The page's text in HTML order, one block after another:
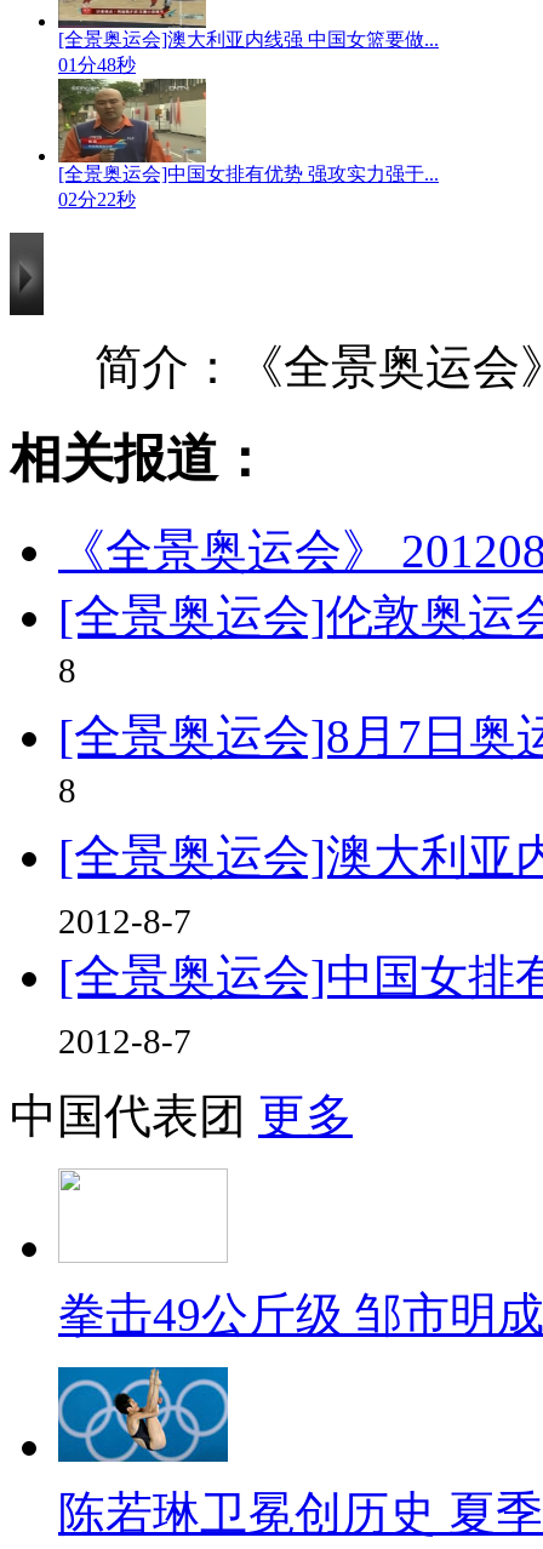
[全景奥运会]澳大利亚内线强 中国女篮要做...
01分48秒
[全景奥运会]中国女排有优势 强攻实力强于...
02分22秒
简介：《全景奥运会
相关报道：
《全景奥运会》
[全景奥运会]伦敦奥运
8
[全景奥运会]8月7日奥
8
[全景奥运会]澳大利亚
2012-8-7
[全景奥运会]中国女排
2012-8-7
中国代表团 更多
拳击49公斤级 邹市明
陈若琳卫冕创历史 夏